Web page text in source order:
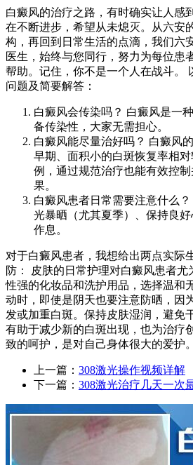
白癜风的治疗之路，有时确实让人感
在不断进步，希望从未熄灭。从六安
构，再回到日常生活的点滴，我们六
医生，始终与您同行，努力为每位患
帮助。记住，你不是一个人在战斗。
问题及简要解答：
白癜风会传染吗？ 白癜风是一
备传染性，大家无需担心。
白癜风能尽量治好吗？ 白癜风
早期、面积小的白斑恢复率相
例，通过规范治疗也能有效控
果。
白癜风患者日常需要注意什么
光暴晒（尤其夏季）、保持良
作息。
对于白癜风患者，我想给出两点实际
防： 皮肤的日常护理对白癜风患者尤
性强的化妆品和洗护用品，选择温和
动时，即使是阴天也要注意防晒，因
发或加重白斑。保持皮肤湿润，避免
有助于减少新的白斑出现，也为治疗
致的呵护，是对自己身体很大的爱护。
上一篇： 308激光操作视频详解
下一篇： 308激光治疗几天一次